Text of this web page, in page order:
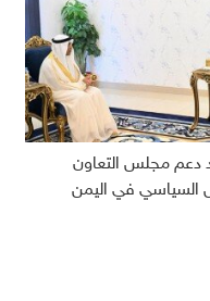
دعم مجلس التعاون
السياسي في اليمن